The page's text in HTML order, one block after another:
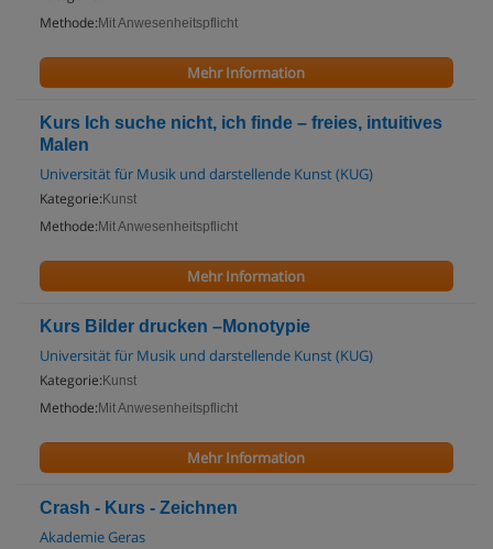
Methode: Mit Anwesenheitspflicht
Mehr Information
Kurs Ich suche nicht, ich finde – freies, intuitives
Malen
Universität für Musik und darstellende Kunst (KUG)
Kategorie: Kunst
Methode: Mit Anwesenheitspflicht
Mehr Information
Kurs Bilder drucken –Monotypie
Universität für Musik und darstellende Kunst (KUG)
Kategorie: Kunst
Methode: Mit Anwesenheitspflicht
Mehr Information
Crash - Kurs - Zeichnen
Akademie Geras